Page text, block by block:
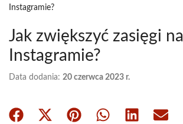
Instagramie?
Jak zwiększyć zasięgi na
Instagramie?
Data dodania: 20 czerwca 2023 r.
Share
Share Share Share Share Share